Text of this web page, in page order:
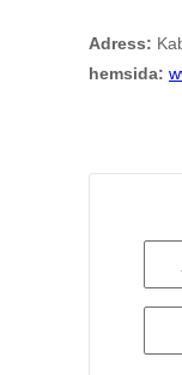
Adress:
hemsida: